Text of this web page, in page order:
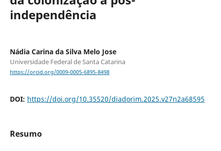
independência
Nádia Carina da Silva Melo Jose
Universidade Federal de Santa Catarina
https://orcid.org/0009-0005-6895-8498
DOI: https://doi.org/10.35520/diadorim.2025.v27n2a68595
Resumo